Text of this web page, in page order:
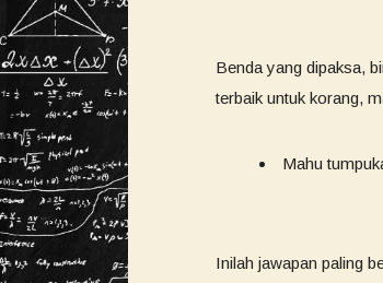
Benda yang dipaksa,
terbaik untuk korang,
Mahu
Inilah jawapan paling